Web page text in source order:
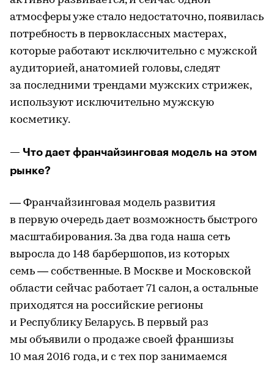
атмосферы уже стало недостаточно, появилась
потребность в первоклассных мастерах,
которые работают исключительно с мужской
аудиторией, анатомией головы, следят
за последними трендами мужских стрижек,
используют исключительно мужскую
косметику.
— Что дает франчайзинговая модель на этом
рынке?
— Франчайзинговая модель развития
в первую очередь дает возможность быстрого
масштабирования. За два года наша сеть
выросла до 148 барбершопов, из которых
семь — собственные. В Москве и Московской
области сейчас работает 71 салон, а остальные
приходятся на российские регионы
и Республику Беларусь. В первый раз
мы объявили о продаже своей франшизы
10 мая 2016 года, и с тех пор занимаемся